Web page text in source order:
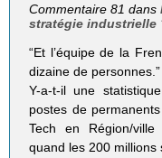
Commentaire 81 dans
stratégie industrielle
“Et l’équipe de la
dizaine de personnes.”
Y-a-t-il une
postes de
Tech en Région/
quand les 200 millions